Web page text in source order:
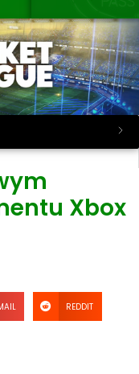
Xbox
REDDIT